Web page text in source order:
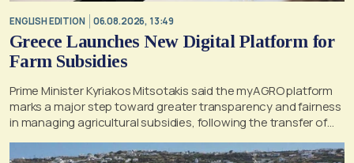
ENGLISH EDITION 06.08.2026, 13:49
Greece Launches New Digital Platform for
Farm Subsidies
Prime Minister Kyriakos Mitsotakis said the myAGRO platform
marks a major step toward greater transparency and fairness
in managing agricultural subsidies, following the transfer of